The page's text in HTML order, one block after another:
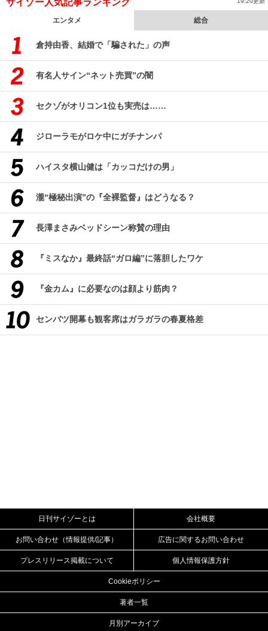
エンタメ 総合
倉持由香、結婚で「騙された」の声
有名人サイン“ネット売買”の闇
セクゾがオリコン1位も実売は……
ジローラモがロケ中にガチナンパ
ハイスタ横山健は「カッコだけの男」
瀧“極秘出演”の『全裸監督』はどうなる？
長澤まさみベッドシーン称賛の理由
『ミスなか』最終話“ガロ編”に落胆したワケ
『金カム』に必要なのは顔より筋肉？
センバツ開幕も観客席はガラガラの春夏格差
日刊サイゾーとは 会社概要
お問い合わせ（情報提供/記事） 広告に関するお問い合わせ
プレスリリース掲載について 個人情報保護方針
Cookieポリシー
著者一覧
月別アーカイブ